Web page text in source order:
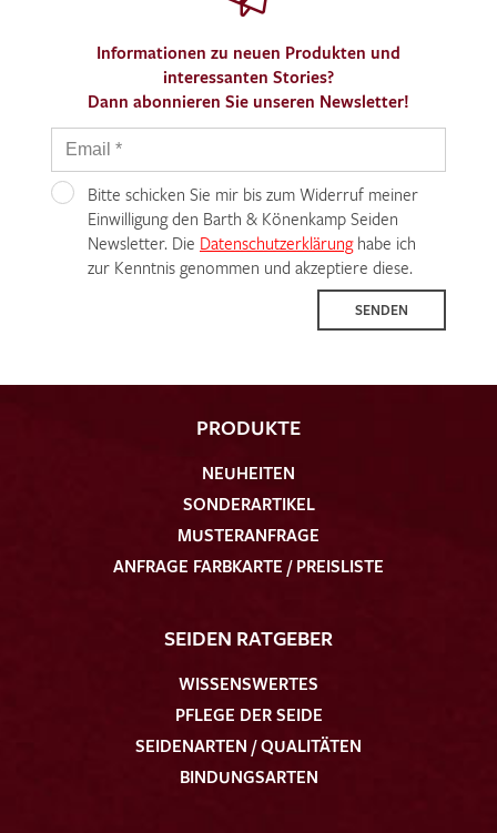
Informationen zu neuen Produkten und
interessanten Stories?
Dann abonnieren Sie unseren Newsletter!
Bitte schicken Sie mir bis zum Widerruf meiner
Einwilligung den Barth & Könenkamp Seiden
Newsletter. Die Datenschutzerklärunghabe ich
zur Kenntnis genommen und akzeptiere diese.
SENDEN
PRODUKTE
NEUHEITEN
SONDERARTIKEL
MUSTERANFRAGE
ANFRAGE FARBKARTE / PREISLISTE
SEIDEN RATGEBER
WISSENSWERTES
PFLEGE DER SEIDE
SEIDENARTEN / QUALITÄTEN
BINDUNGSARTEN